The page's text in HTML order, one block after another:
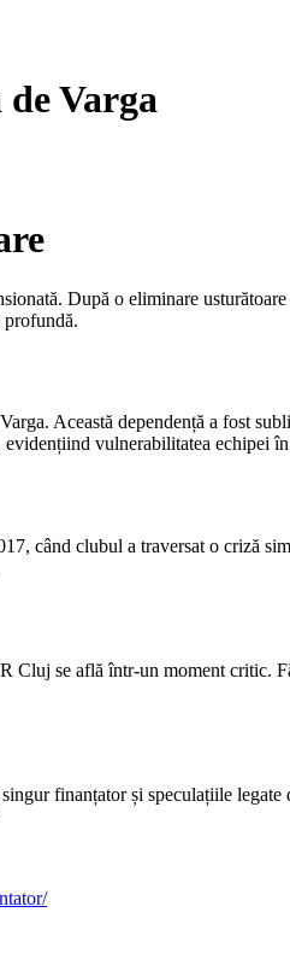
Varga
După o eliminare
Această dependență a fost
vulnerabilitatea echipei
când clubul a traversat o criză
Cluj se află într-un moment critic.
finanțator și speculațiile